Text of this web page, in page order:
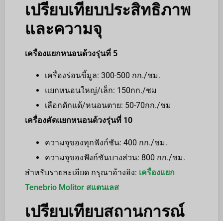
เปรียบเทียบประสิทธิภาพ
และความจุ
เครื่องแยกหนอนด้วงรุ่นที่ 5
เครื่องร่อนขี้มูล: 300-500 กก./ชม.
แยกหนอนใหญ่/เล็ก: 150กก./ชม
เลือกดักแด้/หนอนตาย: 50-70กก./ชม
เครื่องคัดแยกหนอนด้วงรุ่นที่ 10
ความจุของทุกฟังก์ชัน: 400 กก./ชม.
ความจุของฟังก์ชันบางส่วน: 800 กก./ชม.
สำหรับรายละเอียด กรุณาอ้างอิง: เครื่องแยก
Tenebrio Molitor สแตนเลส
เปรียบเทียบสถานการณ์